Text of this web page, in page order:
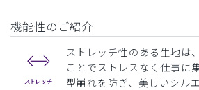
機能性のご紹介
ストレッチ性のある生地は
ことでストレスなく仕事に
型崩れを防ぎ、美しいシル